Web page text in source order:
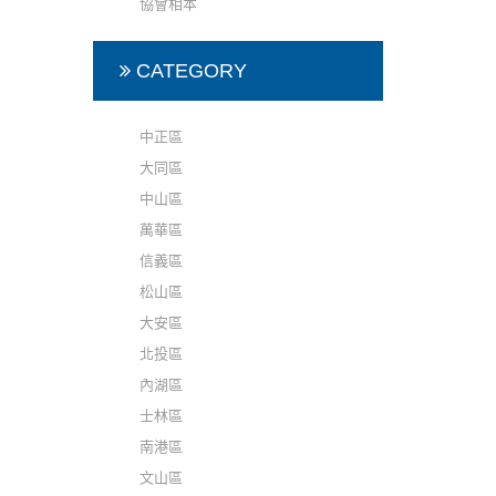
協會相本
CATEGORY
中正區
大同區
中山區
萬華區
信義區
松山區
大安區
北投區
內湖區
士林區
南港區
文山區